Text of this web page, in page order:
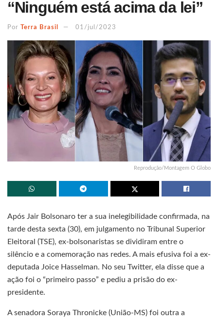
“Ninguém está acima da lei”
Por Terra Brasil 01/jul/2023
Reprodução/Montagem O Globo
Após Jair Bolsonaro ter a sua inelegibilidade confirmada, na
tarde desta sexta (30), em julgamento no Tribunal Superior
Eleitoral (TSE), ex-bolsonaristas se dividiram entre o
silêncio e a comemoração nas redes. A mais efusiva foi a ex-
deputada Joice Hasselman. No seu Twitter, ela disse que a
ação foi o “primeiro passo” e pediu a prisão do ex-
presidente.
A senadora Soraya Thronicke (União-MS) foi outra a